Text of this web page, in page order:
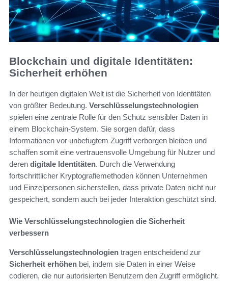
Blockchain und digitale Identitäten:
Sicherheit erhöhen
In der heutigen digitalen Welt ist die Sicherheit von Identitäten
von größter Bedeutung. Verschlüsselungstechnologien
spielen eine zentrale Rolle für den Schutz sensibler Daten in
einem Blockchain-System. Sie sorgen dafür, dass
Informationen vor unbefugtem Zugriff verborgen bleiben und
schaffen somit eine vertrauensvolle Umgebung für Nutzer und
deren digitale Identitäten. Durch die Verwendung
fortschrittlicher Kryptografiemethoden können Unternehmen
und Einzelpersonen sicherstellen, dass private Daten nicht nur
gespeichert, sondern auch bei jeder Interaktion geschützt sind.
Wie Verschlüsselungstechnologien die Sicherheit
verbessern
Verschlüsselungstechnologien tragen entscheidend zur
Sicherheit erhöhen bei, indem sie Daten in einer Weise
codieren, die nur autorisierten Benutzern den Zugriff ermöglicht.